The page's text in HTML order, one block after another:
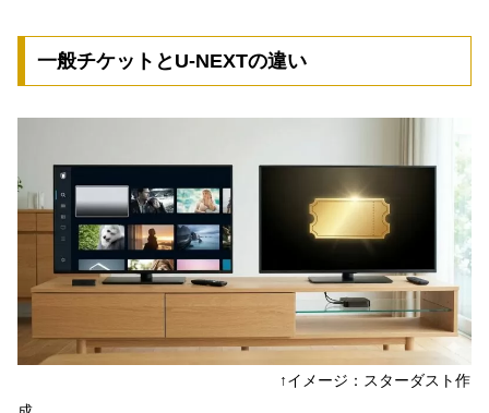
一般チケットとU-NEXTの違い
↑イメージ：スターダスト作